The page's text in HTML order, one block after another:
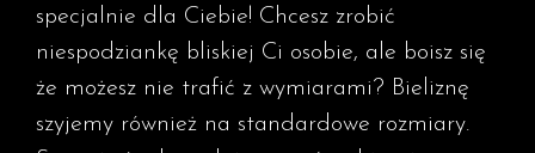
specjalnie dla Ciebie! Chcesz zrobić
niespodziankę bliskiej Ci osobie, ale boisz się
że możesz nie trafić z wymiarami? Bieliznę
szyjemy również na standardowe rozmiary.